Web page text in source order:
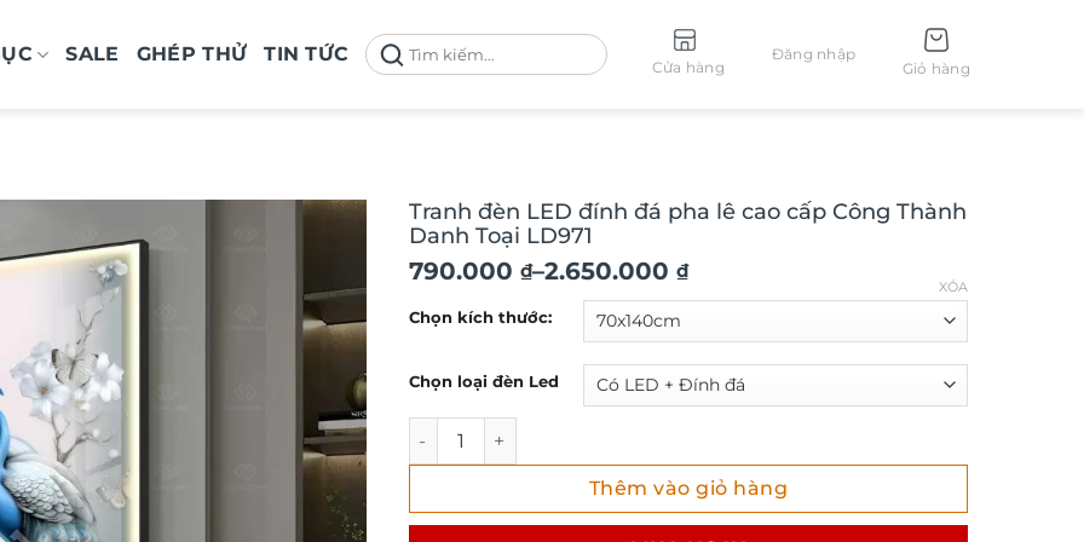
SALE GHÉP THỬ TIN TỨC
Tìm
kiếm:
Cửa hàng
Đăng nhập
Giỏ hàng
Tranh đèn LED đính đá pha lê cao cấp Công Thành
Danh Toại LD971
790.000 ₫–2.650.000 ₫
Khoảng
giá:
790.000 ₫
đến
2.650.000 ₫
Chọn kích thước:
Chọn loại đèn Led
XÓA
Tranh đèn LED đính đá pha lê cao cấp Công Thành Danh Toại LD971 số
Thêm vào giỏ hàng